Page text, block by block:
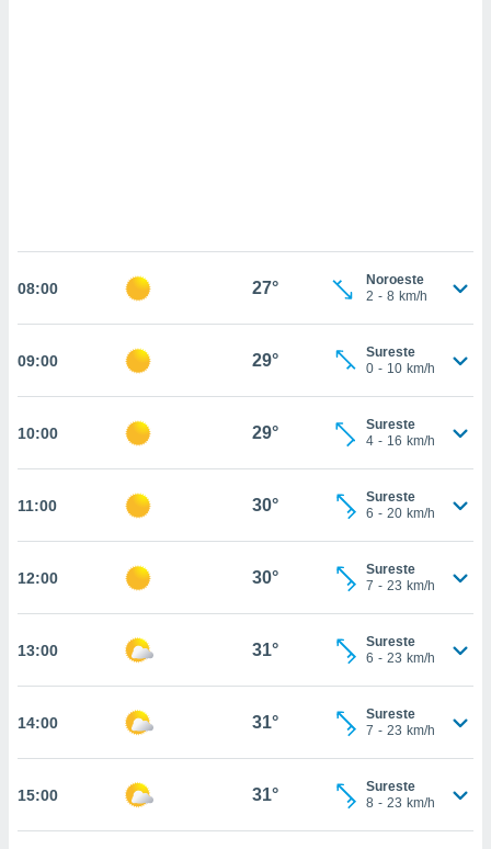
cookies
aceptar
se
o
Puedes
08:00 27°
Noroeste
2 - 8 km/h
09:00 29°
Sureste
0 - 10 km/h
10:00 29°
Sureste
4 - 16 km/h
11:00 30°
Sureste
6 - 20 km/h
12:00 30°
Sureste
7 - 23 km/h
13:00 31°
Sureste
6 - 23 km/h
14:00 31°
Sureste
7 - 23 km/h
15:00 31°
Sureste
8 - 23 km/h